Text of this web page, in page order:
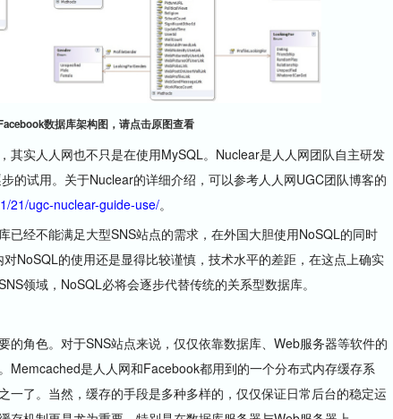
数据库架构图，请点击原图查看
实人人网也不只是在使用MySQL。Nuclear是人人网团队自主研发
的试用。关于Nuclear的详细介绍，可以参考人人网UGC团队博客的
21/ugc-nuclear-guide-use/。
经不能满足大型SNS站点的需求，在外国大胆使用NoSQL的同时
对NoSQL的使用还是显得比较谨慎，技术水平的差距，在这点上确实
领域，NoSQL必将会逐步代替传统的关系型数据库。
角色。对于SNS站点来说，仅仅依靠数据库、Web服务器等软件的
Memcached是人人网和Facebook都用到的一个分布式内存缓存系
一了。当然，缓存的手段是多种多样的，仅仅保证日常后台的稳定运